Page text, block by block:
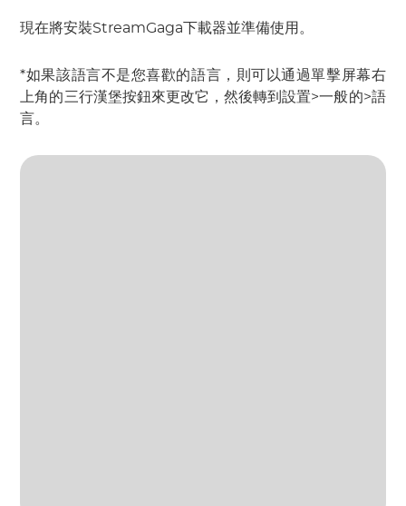
現在將安裝StreamGaga下載器並準備使用。
*如果該語言不是您喜歡的語言，則可以通過單擊屏幕右
上角的三行漢堡按鈕來更改它，然後轉到設置>一般的>語
言。